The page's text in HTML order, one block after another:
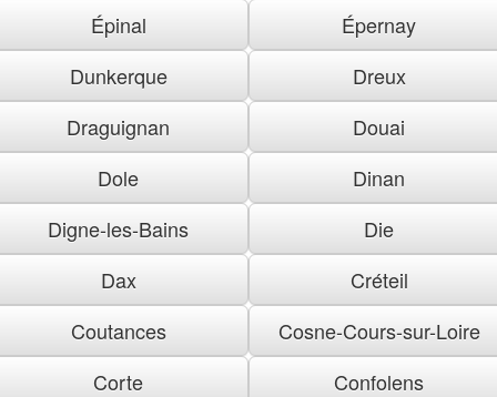
Épinal
Épernay
Dunkerque
Dreux
Draguignan
Douai
Dole
Dinan
Digne-les-Bains
Die
Dax
Créteil
Coutances
Cosne-Cours-sur-Loire
Corte
Confolens